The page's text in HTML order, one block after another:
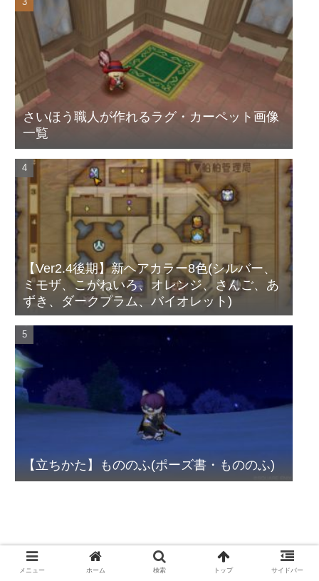
さいほう職人が作れるラグ・カーペット画像
一覧
【Ver2.4後期】新ヘアカラー8色(シルバー、
ミモザ、こがねいろ、オレンジ、さんご、あ
ずき、ダークプラム、バイオレット)
【立ちかた】もののふ(ポーズ書・もののふ)
メニュー ホーム 検索 トップ サイドバー